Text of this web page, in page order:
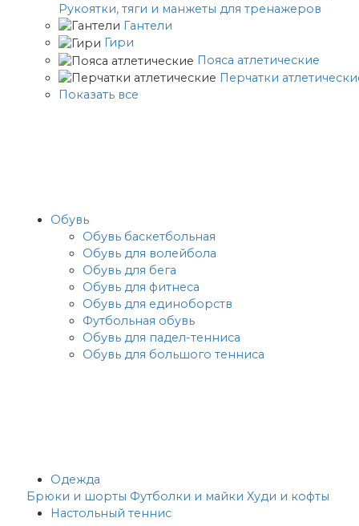
Рукоятки, тяги и манжеты для тренажеров
Гантели
Гири
Пояса атлетические
Перчатки
Показать все
Обувь
Обувь баскетбольная
Обувь для волейбола
Обувь для бега
Обувь для фитнеса
Обувь для единоборств
Футбольная обувь
Обувь для падел-тенниса
Обувь для большого тенниса
Одежда
Брюки и шорты Футболки и майки Худи и кофты
Настольный теннис